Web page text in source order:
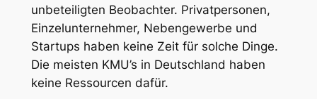
unbeteiligten Beobachter. Privatpersonen,
Einzelunternehmer, Nebengewerbe und
Startups haben keine Zeit für solche Dinge.
Die meisten KMU’s in Deutschland haben
keine Ressourcen dafür.